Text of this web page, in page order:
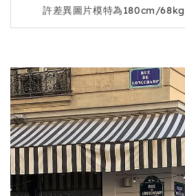
許差異圖片模特為180cm/